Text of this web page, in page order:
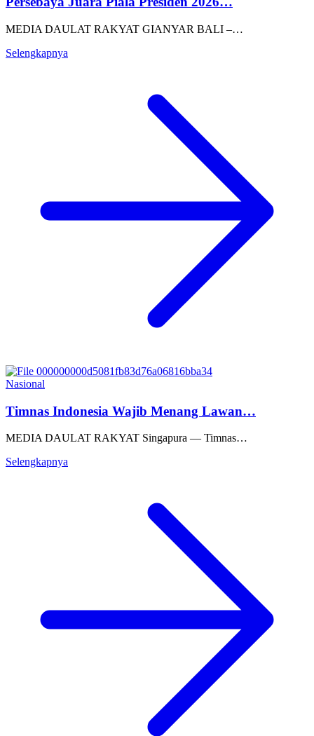
MEDIA DAULAT RAKYAT GIANYAR BALI –…
Selengkapnya
Nasional
Timnas Indonesia Wajib Menang Lawan…
MEDIA DAULAT RAKYAT Singapura — Timnas…
Selengkapnya